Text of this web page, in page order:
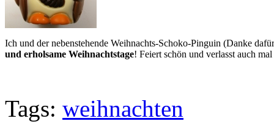
Ich und der nebenstehende Weihnachts-Schoko-Pinguin (Danke
und erholsame Weihnachtstage! Feiert schön und verlasst auch
Tags: weihnachten